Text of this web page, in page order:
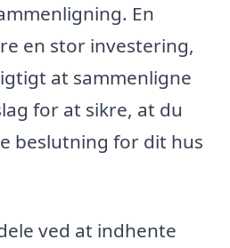
En
en stor investering,
at sammenligne
for at sikre, at du
beslutning for dit hus
ved at indhente